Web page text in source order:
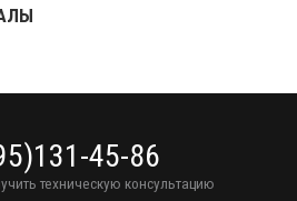
45-86
техническую консультацию